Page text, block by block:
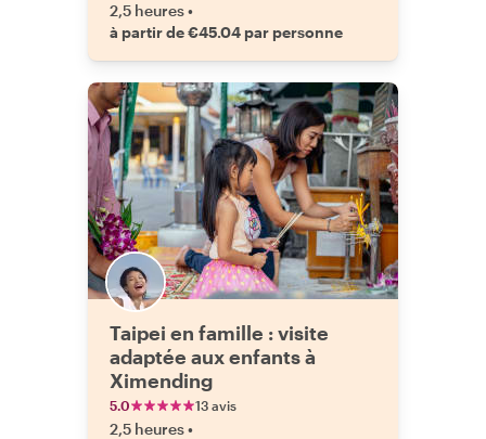
2,5 heures•
à partir de €45.04 par personne
Taipei en famille : visite
adaptée aux enfants à
Ximending
5.0 13 avis
2,5 heures•